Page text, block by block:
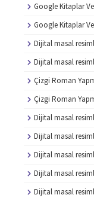
Google Kitaplar
Google Kitaplar
Dijital masal
Dijital masal
Çizgi Roman
Çizgi Roman
Dijital masal
Dijital masal
Dijital masal
Dijital masal
Dijital masal